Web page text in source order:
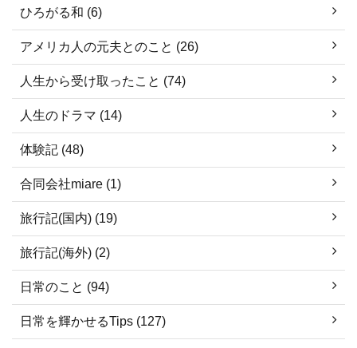
ひろがる和 (6)
アメリカ人の元夫とのこと (26)
人生から受け取ったこと (74)
人生のドラマ (14)
体験記 (48)
合同会社miare (1)
旅行記(国内) (19)
旅行記(海外) (2)
日常のこと (94)
日常を輝かせるTips (127)